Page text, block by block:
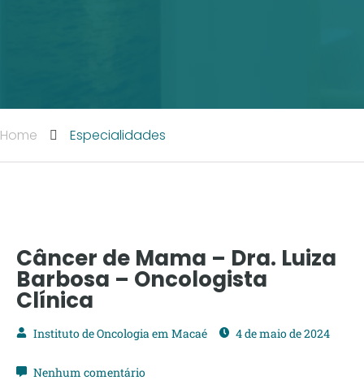
Home Especialidades
Câncer de Mama – Dra. Luiza
Barbosa – Oncologista
Clínica
Instituto de Oncologia em Macaé 4 de maio de 2024
Nenhum comentário